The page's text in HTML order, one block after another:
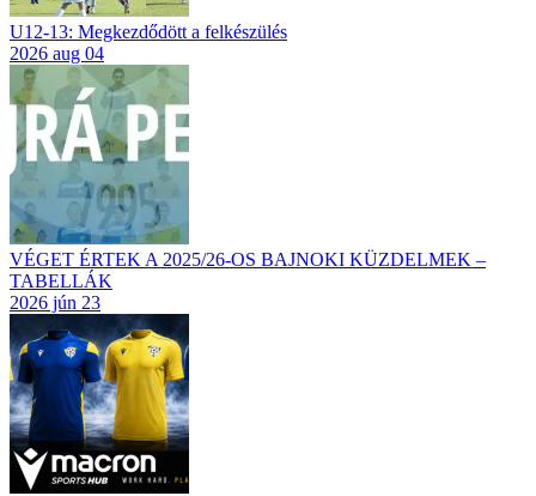
U12-13: Megkezdődött a felkészülés
2026 aug 04
VÉGET ÉRTEK A 2025/26-OS BAJNOKI KÜZDELMEK –
TABELLÁK
2026 jún 23